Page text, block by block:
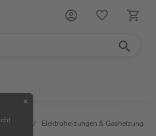
✕
Heizen / Elektroheizungen & Gasheizungen